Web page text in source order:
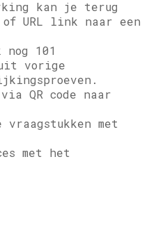
kan je terug
of URL link naar een
101
vorige
QR code naar
met
met het